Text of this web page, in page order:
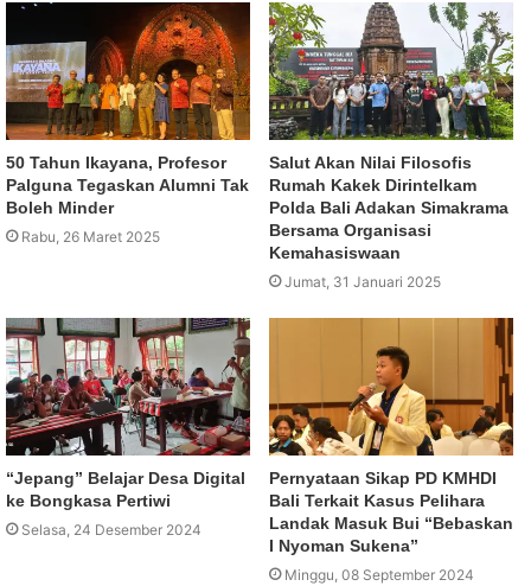
50 Tahun Ikayana, Profesor
Palguna Tegaskan Alumni Tak
Boleh Minder
Rabu, 26 Maret 2025
Salut Akan Nilai Filosofis
Rumah Kakek Dirintelkam
Polda Bali Adakan Simakrama
Bersama Organisasi
Kemahasiswaan
Jumat, 31 Januari 2025
“Jepang” Belajar Desa Digital
ke Bongkasa Pertiwi
Selasa, 24 Desember 2024
Pernyataan Sikap PD KMHDI
Bali Terkait Kasus Pelihara
Landak Masuk Bui “Bebaskan
I Nyoman Sukena”
Minggu, 08 September 2024